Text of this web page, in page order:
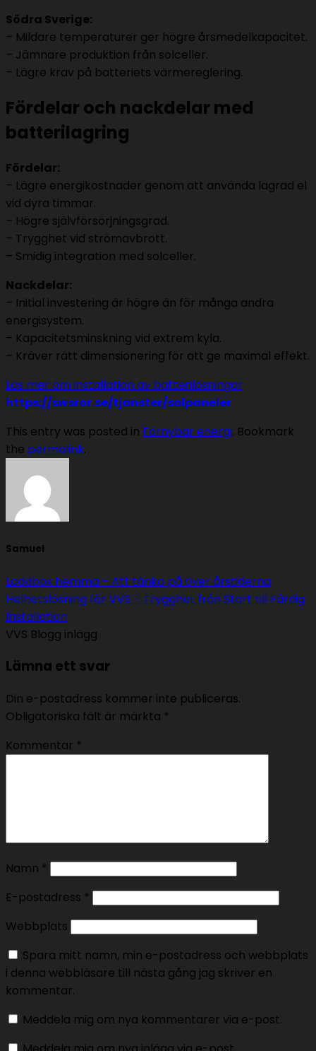
Södra Sverige:
– Mildare temperaturer ger högre årsmedelkapacitet.
– Jämnare produktion från solceller.
– Lägre krav på batteriets värmereglering.
Fördelar och nackdelar med
batterilagring
Fördelar:
– Lägre energikostnader genom att använda lagrad el
vid dyra timmar.
– Högre självförsörjningsgrad.
– Trygghet vid strömavbrott.
– Smidig integration med solceller.
Nackdelar:
– Initial investering är högre än för många andra
energisystem.
– Kapacitetsminskning vid extrem kyla.
– Kräver rätt dimensionering för att ge maximal effekt.
Läs mer om installation av batterilösningar
https://swsror.se/tjanster/solpaneler
This entry was posted in Förnybar energi. Bookmark
the permalink.
Samuel
Laddbox hemma – Att tänka på över årstiderna
Helhetslösning för VVS – Trygghet från Start till Färdig
Installation
VVS Blogg inlägg
Lämna ett svar
Din e-postadress kommer inte publiceras.
Obligatoriska fält är märkta *
Kommentar *
Namn *
E-postadress *
Webbplats
Spara mitt namn, min e-postadress och webbplats
i denna webbläsare till nästa gång jag skriver en
kommentar.
Meddela mig om nya kommentarer via e-post.